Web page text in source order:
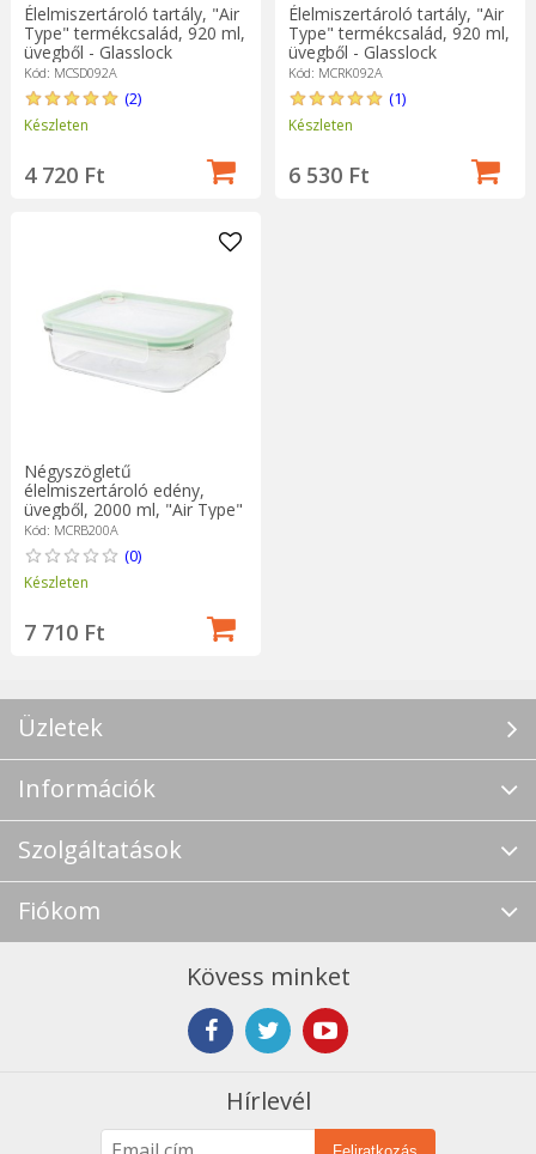
Élelmiszertároló tartály, "Air
Type" termékcsalád, 920 ml,
üvegből - Glasslock
Kód: MCSD092A
(2)
Készleten
4 720 Ft
Élelmiszertároló tartály, "Air
Type" termékcsalád, 920 ml,
üvegből - Glasslock
Kód: MCRK092A
(1)
Készleten
6 530 Ft
Négyszögletű
élelmiszertároló edény,
üvegből, 2000 ml, "Air Type"
- Glasslock
Kód: MCRB200A
(0)
Készleten
7 710 Ft
Üzletek
Információk
Szolgáltatások
Fiókom
Kövess minket
Hírlevél